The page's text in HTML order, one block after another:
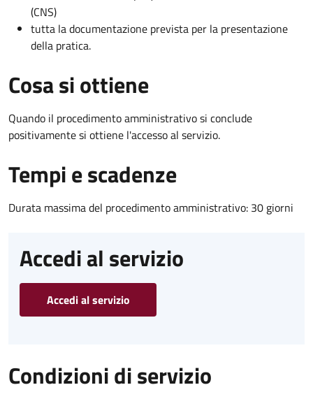
(CNS)
tutta la documentazione prevista per la presentazione
della pratica.
Cosa si ottiene
Quando il procedimento amministrativo si conclude
positivamente si ottiene l'accesso al servizio.
Tempi e scadenze
Durata massima del procedimento amministrativo: 30 giorni
Accedi al servizio
Accedi al servizio
Condizioni di servizio